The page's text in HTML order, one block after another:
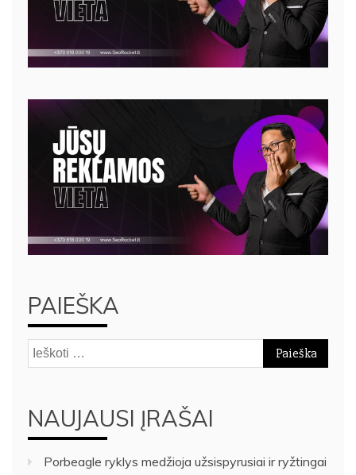
PAIEŠKA
Ieškoti:
NAUJAUSI ĮRAŠAI
Porbeagle ryklys medžioja užsispyrusiai ir ryžtingai